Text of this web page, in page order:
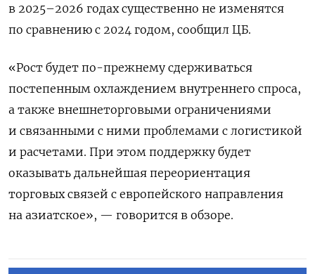
в 2025–2026 годах существенно не изменятся
по сравнению с 2024 годом, сообщил ЦБ.
«Рост будет по-прежнему сдерживаться
постепенным охлаждением внутреннего спроса,
а также внешнеторговыми ограничениями
и связанными с ними проблемами с логистикой
и расчетами. При этом поддержку будет
оказывать дальнейшая переориентация
торговых связей с европейского направления
на азиатское», — говорится в обзоре.